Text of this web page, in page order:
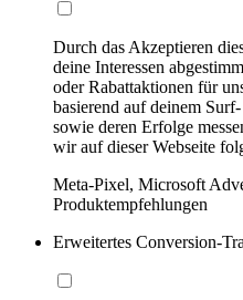
Durch das Akzeptieren
deine Interessen
oder Rabattaktionen für
basierend auf deinem
sowie deren Erfolge
wir auf dieser Webseite
Meta-Pixel, Microsoft
Produktempfehlungen
Erweitertes Conversion-